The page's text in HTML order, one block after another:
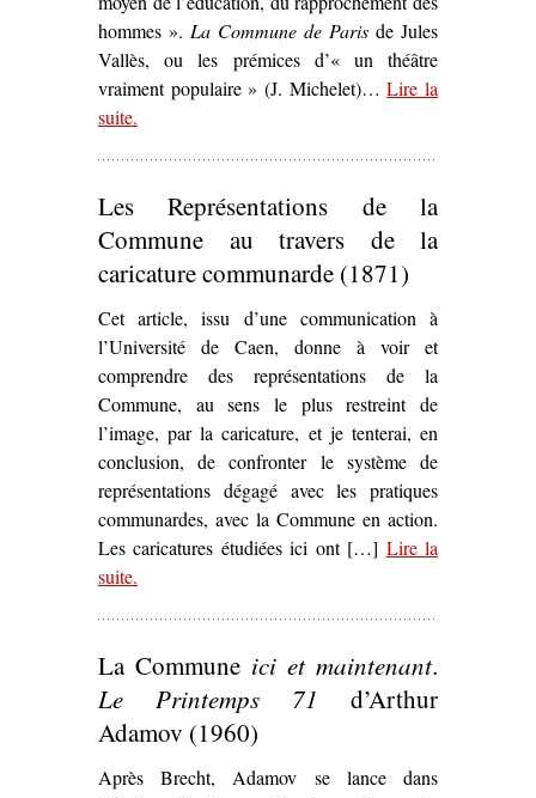
hommes ». La Commune de Paris de Jules
Vallès, ou les prémices d’« un théâtre
vraiment populaire » (J. Michelet)…Lire la
suite– ‘
.
Les Représentations de la
Commune au travers de la
caricature communarde (1871)
Cet article, issu d’une communication à
l’Université de Caen, donne à voir et
comprendre des représentations de la
Commune, au sens le plus restreint de
l’image, par la caricature, et je tenterai, en
conclusion, de confronter le système de
représentations dégagé avec les pratiques
communardes, avec la Commune en action.
Les caricatures étudiées ici ont […] Lire la
suite– ‘Les Représentations de la Commune au travers de
.
La Commune ici et maintenant.
Le Printemps 71 d’Arthur
Adamov (1960)
Après Brecht, Adamov se lance dans